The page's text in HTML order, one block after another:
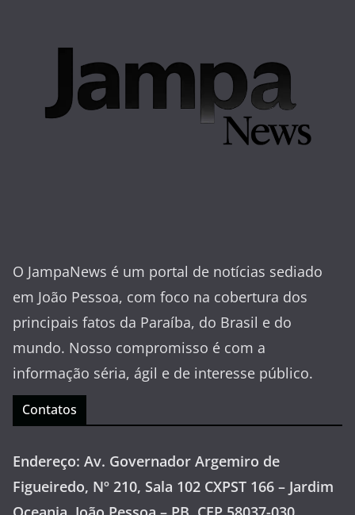
O JampaNews é um portal de notícias sediado
em João Pessoa, com foco na cobertura dos
principais fatos da Paraíba, do Brasil e do
mundo. Nosso compromisso é com a
informação séria, ágil e de interesse público.
Contatos
Endereço: Av. Governador Argemiro de
Figueiredo, Nº 210, Sala 102 CXPST 166 – Jardim